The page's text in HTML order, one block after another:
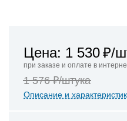
Цена: 1 530₽/
при заказе и оплате в
1 576 ₽/штука
Описание и